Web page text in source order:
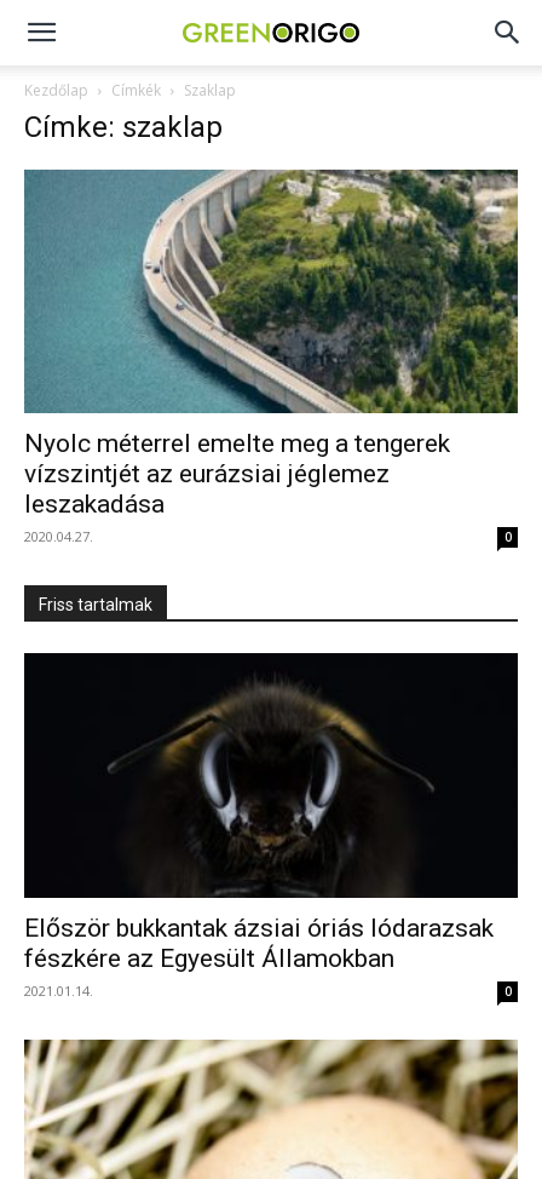
Green
Origo
Kezdőlap Címkék Szaklap
Címke: szaklap
Nyolc méterrel emelte meg a tengerek
vízszintjét az eurázsiai jéglemez
leszakadása
2020.04.27. 0
Friss tartalmak
Először bukkantak ázsiai óriás lódarazsak
fészkére az Egyesült Államokban
2021.01.14. 0